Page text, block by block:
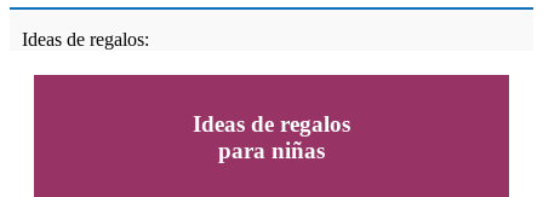
Ideas de regalos:
Ideas de regalos
para niñas